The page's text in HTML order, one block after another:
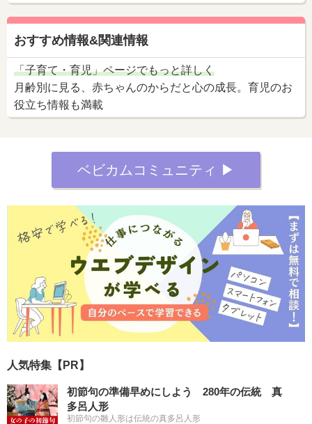
おすすめ情報&関連情報
「子育て・育児」ページでもっと詳しく
月齢別に見る、赤ちゃんのからだと心の成長。育児のお
役立ち情報も満載
ベビカムコミュニティ ▶︎
人気特集【PR】
初節句の準備早めにしよう 280年の伝統 真
多呂人形
初節句の雛人形は伝統の真多呂人形